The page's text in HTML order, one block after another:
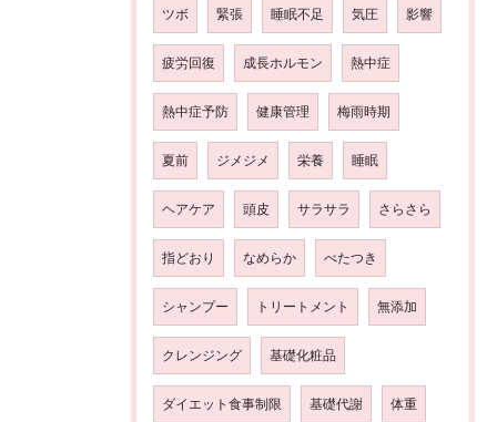
ツボ 緊張 睡眠不足 気圧 影響
疲労回復 成長ホルモン 熱中症
熱中症予防 健康管理 梅雨時期
夏前 ジメジメ 栄養 睡眠
ヘアケア 頭皮 サラサラ さらさら
指どおり なめらか べたつき
シャンプー トリートメント 無添加
クレンジング 基礎化粧品
ダイエット食事制限 基礎代謝 体重